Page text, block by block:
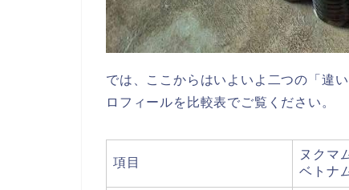
では、ここからはいよいよ二つの「違
ロフィールを比較表でご覧ください。
項目
ヌクマ
ベトナ